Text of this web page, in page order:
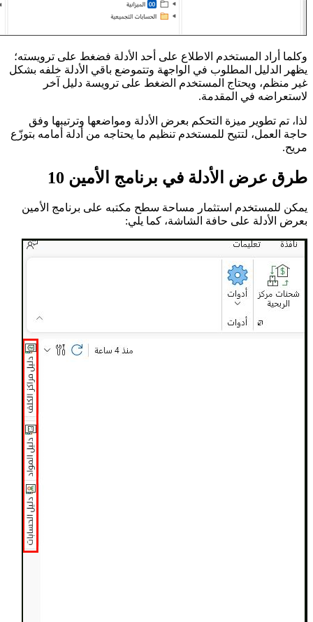
وكلما أراد المستخدم الاطلاع على أحد الأدلة فضغط على ترويسته؛
يظهر الدليل المطلوب في الواجهة وتتموضع باقي الأدلة خلفه بشكل
غير منظم، ويحتاج المستخدم الضغط على ترويسة دليل آخر
لاستعراضه في المقدمة.
لذا، تم تطوير ميزة التحكم بعرض الأدلة ومواضعها وترتيبها وفق
حاجة العمل، لتتيح للمستخدم تنظيم ما يحتاجه من أدلة أمامه بتوزّع
مريح.
طرق عرض الأدلة في برنامج الأمين 10
يمكن للمستخدم استثمار مساحة سطح مكتبه على برنامج الأمين
بعرض الأدلة على حافة الشاشة، كما يلي: